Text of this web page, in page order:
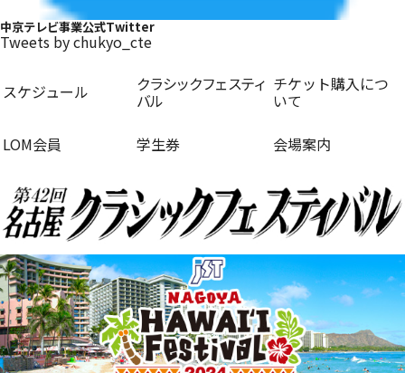
中京テレビ事業公式Twitter
Tweets by chukyo_cte
スケジュール クラシックフェスティ
バル
チケット購入につ
いて
LOM会員
学生券 会場案内